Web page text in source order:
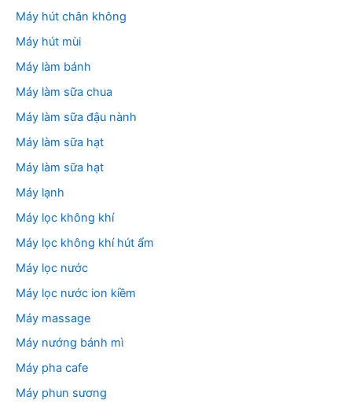
Máy hút chân không
Máy hút mùi
Máy làm bánh
Máy làm sữa chua
Máy làm sữa đậu nành
Máy làm sữa hạt
Máy làm sữa hạt
Máy lạnh
Máy lọc không khí
Máy lọc không khí hút ẩm
Máy lọc nước
Máy lọc nước ion kiềm
Máy massage
Máy nướng bánh mì
Máy pha cafe
Máy phun sương